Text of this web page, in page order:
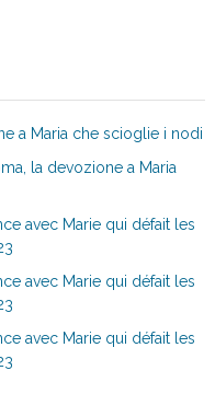
a Maria che scioglie i nodi
la devozione a Maria
avec Marie qui défait les
avec Marie qui défait les
avec Marie qui défait les